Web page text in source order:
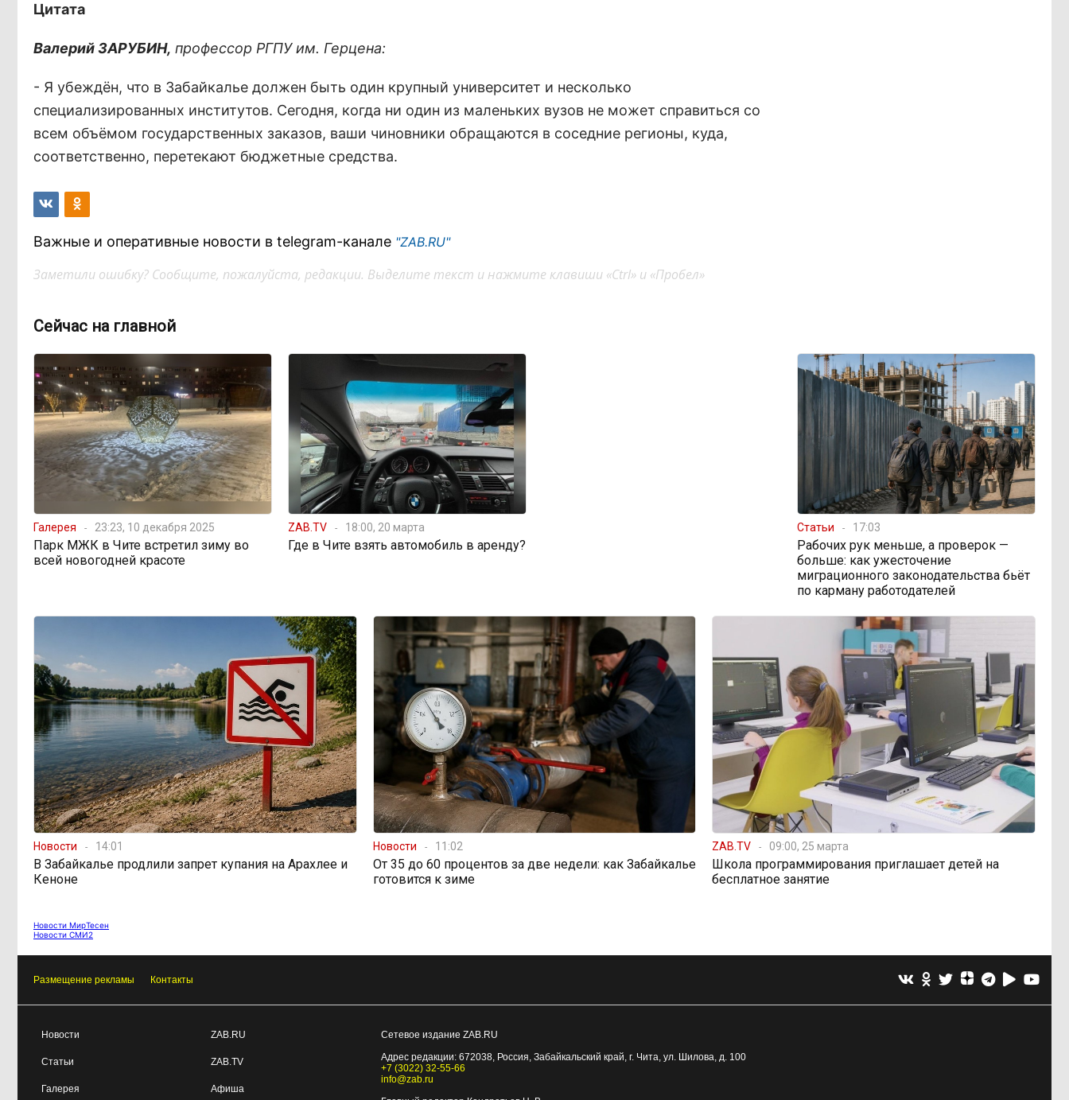
Цитата
Валерий ЗАРУБИН, профессор РГПУ им. Герцена:
- Я убеждён, что в Забайкалье должен быть один крупный университет и несколько
специализированных институтов. Сегодня, когда ни один из маленьких вузов не может справиться со
всем объёмом государственных заказов, ваши чиновники обращаются в соседние регионы, куда,
соответственно, перетекают бюджетные средства.
Важные и оперативные новости в telegram-канале "ZAB.RU"
Заметили ошибку? Сообщите, пожалуйста, редакции. Выделите текст и нажмите клавиши «Ctrl» и «Пробел»
Сейчас на главной
Галерея 23:23, 10 декабря 2025
Парк МЖК в Чите встретил зиму во
всей новогодней красоте
ZAB.TV 18:00, 20 марта
Где в Чите взять автомобиль в аренду?
Статьи 17:03
Рабочих рук меньше, а проверок —
больше: как ужесточение
миграционного законодательства бьёт
по карману работодателей
Новости 14:01
В Забайкалье продлили запрет купания на Арахлее и
Кеноне
Новости 11:02
От 35 до 60 процентов за две недели: как Забайкалье
готовится к зиме
ZAB.TV 09:00, 25 марта
Школа программирования приглашает детей на
бесплатное занятие
Новости МирТесен
Новости СМИ2
Размещение рекламы Контакты
Новости
Статьи
Галерея
ZAB.RU
ZAB.TV
Афиша
Сетевое издание ZAB.RU
Адрес редакции: 672038, Россия, Забайкальский край, г. Чита, ул. Шилова, д. 100
+7 (3022) 32-55-66
info@zab.ru